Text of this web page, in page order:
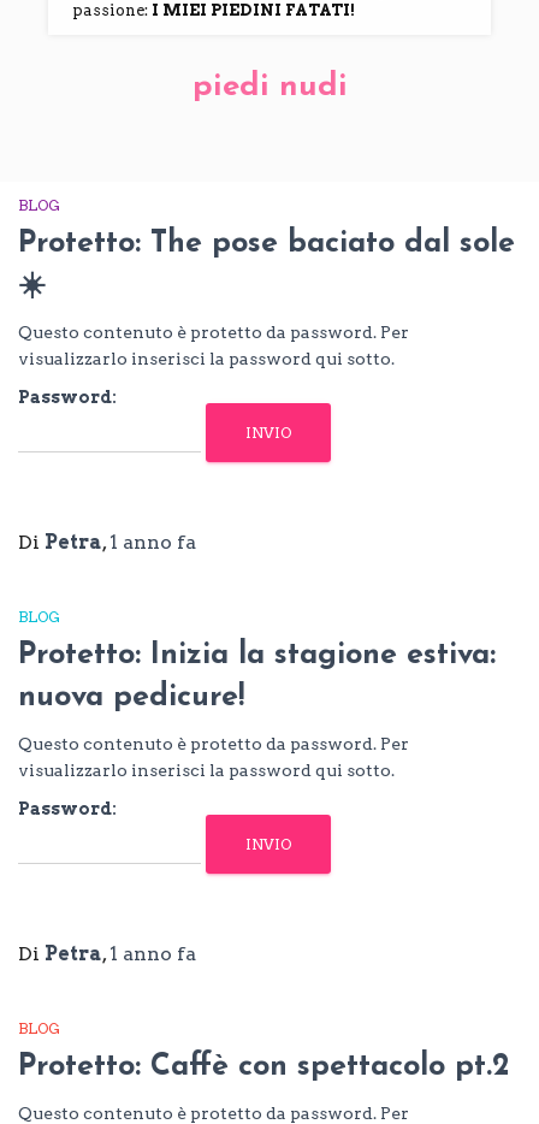
passione: I MIEI PIEDINI FATATI!
piedi nudi
BLOG
Protetto: The pose baciato dal sole
☀️
Questo contenuto è protetto da password. Per
visualizzarlo inserisci la password qui sotto.
Password:
Di Petra,1 anno fa
BLOG
Protetto: Inizia la stagione estiva:
nuova pedicure!
Questo contenuto è protetto da password. Per
visualizzarlo inserisci la password qui sotto.
Password:
Di Petra,1 anno fa
BLOG
Protetto: Caffè con spettacolo pt.2
Questo contenuto è protetto da password. Per